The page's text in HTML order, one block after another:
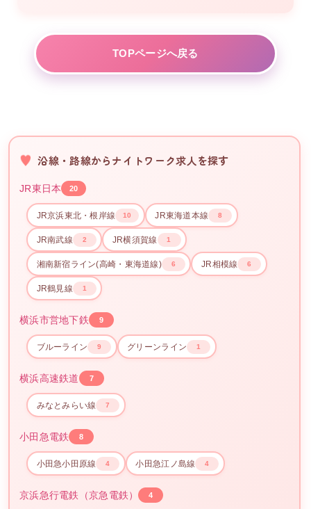
TOPページへ戻る
沿線・路線からナイトワーク求人を探す
JR東日本 20
JR京浜東北・根岸線 10 JR東海道本線 8
JR南武線 2 JR横須賀線 1
湘南新宿ライン(高崎・東海道線) 6 JR相模線 6
JR鶴見線 1
横浜市営地下鉄 9
ブルーライン 9 グリーンライン 1
横浜高速鉄道 7
みなとみらい線 7
小田急電鉄 8
小田急小田原線 4 小田急江ノ島線 4
京浜急行電鉄（京急電鉄） 4